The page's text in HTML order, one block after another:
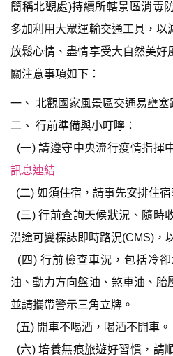
簡稱北觀處)持續所轄景區消毒
多加利用大眾運輸交通工具，以
放鬆心情、盡情享受大自然美好
關注意事項如下：
一、 北觀國家風景區交通易壅
二、 行前準備與小叮嚀：
(一) 請遵守中央流行疫情指揮
訊息連結
(二) 如須住宿，請事先安排住宿
(三) 行前查詢天候狀況、隨時
沿途可變標誌即時路況(CMS)，
(四) 行前檢查車況，包括冷
油、動力方向盤油、煞車油、胎
並請攜帶警示三角立牌。
(五) 開車不喝酒，喝酒不開車。
(六) 培養無痕旅遊好習慣，請